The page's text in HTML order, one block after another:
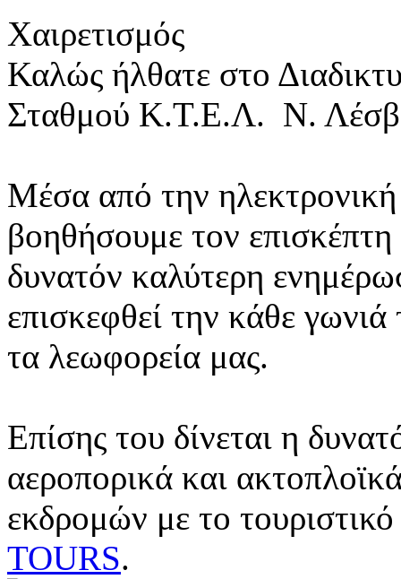
Χαιρετισμός
Καλώς ήλθατε στο
Σταθμού Κ.Τ.Ε.Λ. Ν.
Μέσα από την ηλεκτρονική
βοηθήσουμε τον
δυνατόν καλύτερη
επισκεφθεί την κάθε
τα λεωφορεία μας.
Επίσης του δίνεται η
αεροπορικά και
εκδρομών με το
TOURS.